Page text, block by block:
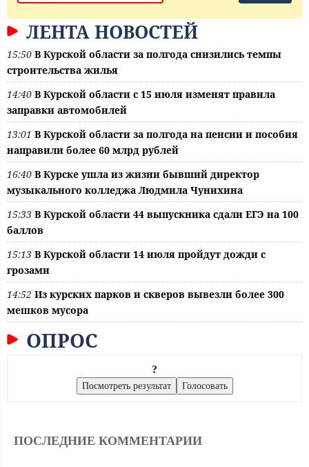
ЛЕНТА НОВОСТЕЙ
15:50 В Курской области за полгода снизились темпы
строительства жилья
14:40 В Курской области с 15 июля изменят правила
заправки автомобилей
13:01 В Курской области за полгода на пенсии и пособия
направили более 60 млрд рублей
16:40 В Курске ушла из жизни бывший директор
музыкального колледжа Людмила Чунихина
15:33 В Курской области 44 выпускника сдали ЕГЭ на 100
баллов
15:13 В Курской области 14 июля пройдут дожди с
грозами
14:52 Из курских парков и скверов вывезли более 300
мешков мусора
ОПРОС
?
ПОСЛЕДНИЕ КОММЕНТАРИИ